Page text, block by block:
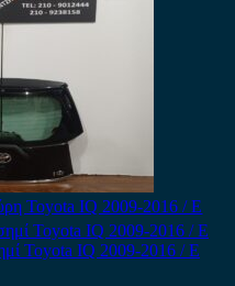
Toyota IQ 2009-2016 / Ε
Toyota IQ 2009-2016 / Ε